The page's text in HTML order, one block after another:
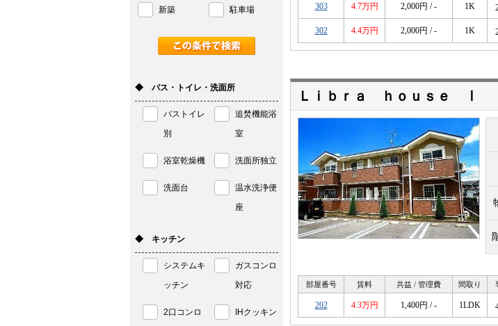
303 4.7万円 2,000円 / - 1K
302 4.4万円 2,000円 / - 1K
Ｌｉｂｒａ ｈｏｕｓｅ Ⅰ
部屋番号 賃料 共益 / 管理費 間取り
202 4.3万円 1,400円 / - 1LDK
新築 駐車場
◆ バス・トイレ・洗面所
バストイレ
別
追焚機能浴
室
浴室乾燥機 洗面所独立
洗面台
温水洗浄便
座
◆ キッチン
システムキ
ッチン
ガスコンロ
対応
2口コンロ
IHクッキン